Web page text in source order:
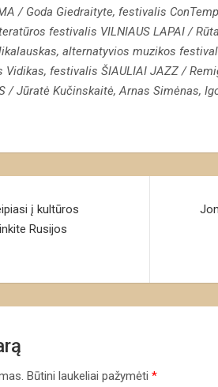
/ Goda Giedraityte, festivalis
festivalis VILNIAUS LAPAI /
alternatyvios muzikos
Vidikas, festivalis ŠIAULIAI JAZZ /
/ Jūratė Kučinskaitė, Arnas Simėnas,
į kultūros
Rusijos
Būtini laukeliai pažymėti *